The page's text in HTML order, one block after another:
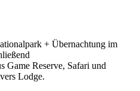
+ Übernachtung im
Game Reserve, Safari und
Lodge.